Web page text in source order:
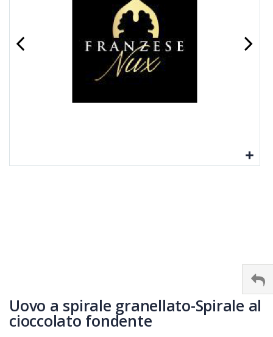
Uovo a spirale granellato-Spirale al
cioccolato fondente